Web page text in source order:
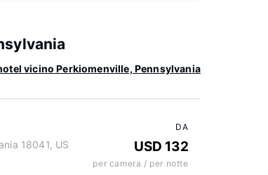
vicino Perkiomenville, Pennsylvania
18041, US
DA
USD 132
per camera / per notte